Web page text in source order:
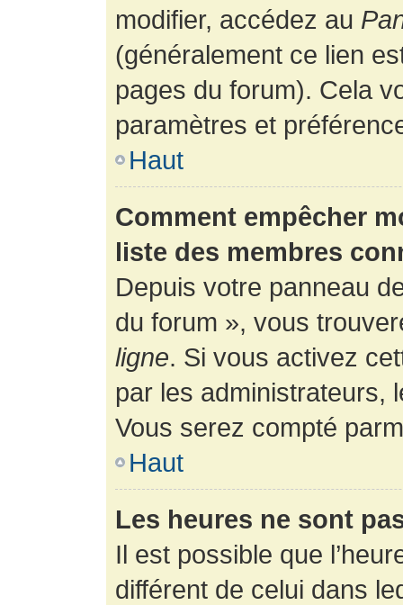
modifier, accédez au
(généralement ce lien
pages du forum). Cela
paramètres et
Haut
Comment empêcher
liste des membres
Depuis votre panneau
du forum », vous
ligne. Si vous activez
par les administrateurs,
Vous serez compté
Haut
Les heures ne sont
Il est possible que
différent de celui dans